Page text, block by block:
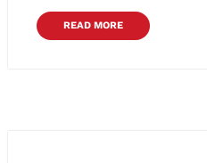
READ MORE